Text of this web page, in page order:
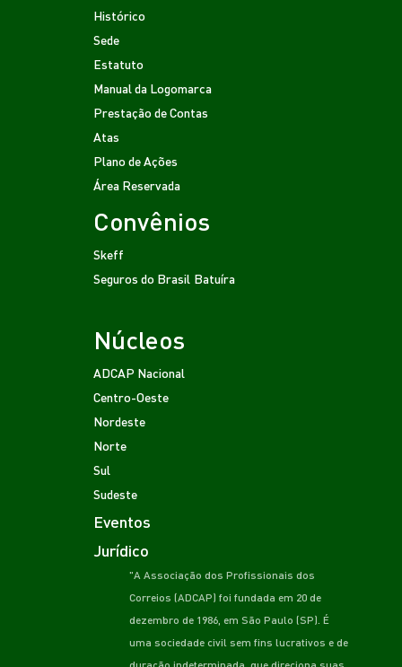
Histórico
Sede
Estatuto
Manual da Logomarca
Prestação de Contas
Atas
Plano de Ações
Área Reservada
Convênios
Skeff
Seguros do Brasil Batuíra
Núcleos
ADCAP Nacional
Centro-Oeste
Nordeste
Norte
Sul
Sudeste
Eventos
Jurídico
"A Associação dos Profissionais dos
Correios (ADCAP) foi fundada em 20 de
dezembro de 1986, em São Paulo (SP). É
uma sociedade civil sem fins lucrativos e de